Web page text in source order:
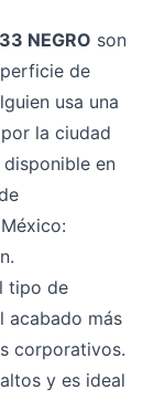
NEGRO son
de
usa una
la ciudad
en
tipo de
acabado más
corporativos.
y es ideal